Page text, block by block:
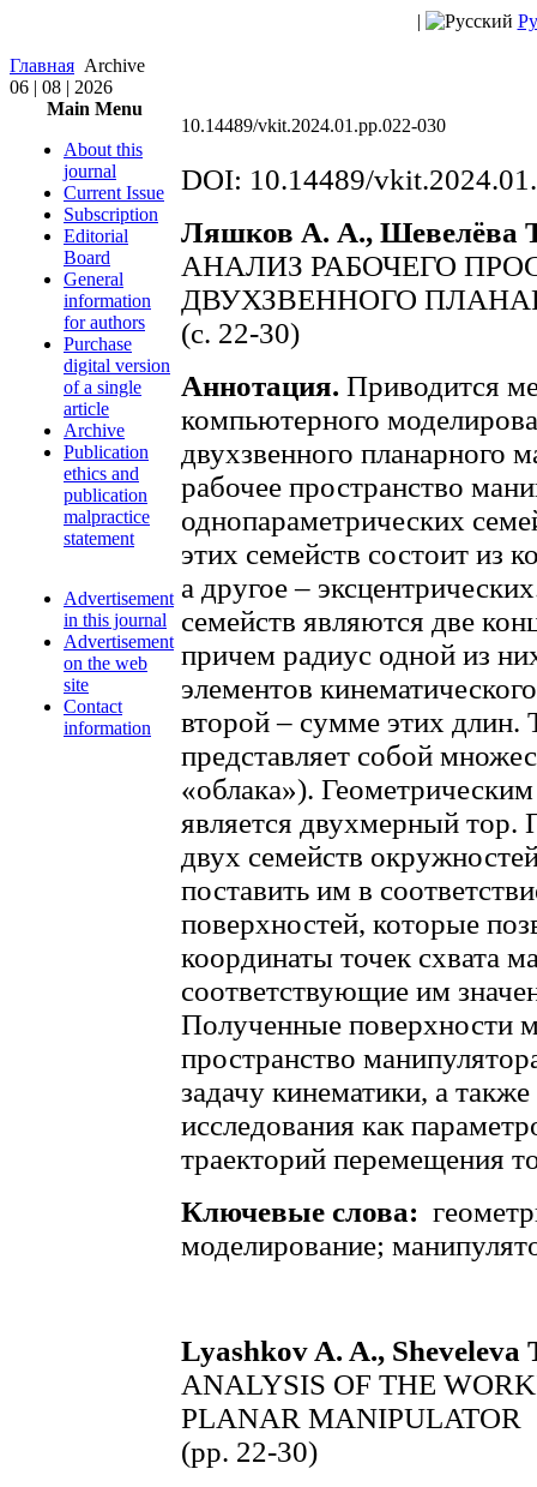
|
Главная Archive
06 | 08 | 2026
Main Menu
About this
journal
Current Issue
Subscription
Editorial
Board
General
information
for authors
Purchase
digital version
of a single
article
Archive
Publication
ethics and
publication
malpractice
statement
Advertisement
in this journal
Advertisement
on the web
site
Contact
information
10.14489/vkit.2024.01.рр.022-030
DOI: 10.14489/
Ляшков А. А., Шевелёва
АНАЛИЗ РАБОЧЕГО
ДВУХЗВЕННОГО
(с. 22-30)
Аннотация. Приводится
компьютерного
двухзвенного планарного
рабочее пространство
однопараметрических
этих семейств состоит из
а другое –
семейств являются две
причем радиус одной из
элементов
второй – сумме этих длин.
представляет собой
«облака»).
является двухмерный тор.
двух семейств
поставить им в
поверхностей, которые
координаты точек схвата
соответствующие им
Полученные поверхности
пространство
задачу кинематики, а
исследования как
траекторий перемещения
Ключевые слова:
моделирование;
Lyashkov A. A., Sheveleva
ANALYSIS OF THE
PLANAR MANIPULATOR
(рр. 22-30)